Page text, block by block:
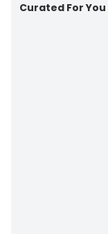
Curated For You